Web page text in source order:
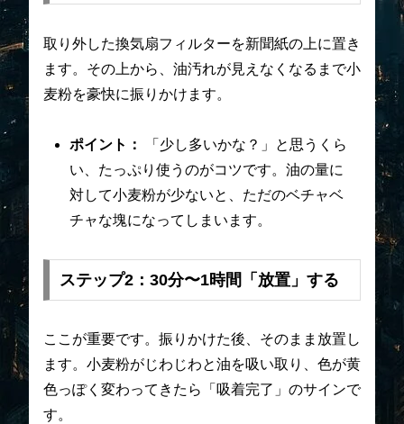
取り外した換気扇フィルターを新聞紙の上に置き
ます。その上から、油汚れが見えなくなるまで小
麦粉を豪快に振りかけます。
ポイント：
「少し多いかな？」と思うくら
い、たっぷり使うのがコツです。油の量に
対して小麦粉が少ないと、ただのベチャベ
チャな塊になってしまいます。
ステップ2：30分〜1時間「放置」する
ここが重要です。振りかけた後、そのまま放置し
ます。小麦粉がじわじわと油を吸い取り、色が黄
色っぽく変わってきたら「吸着完了」のサインで
す。